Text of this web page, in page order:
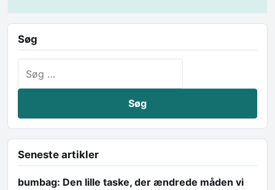
Søg
Seneste artikler
bumbag: Den lille taske, der ændrede måden vi